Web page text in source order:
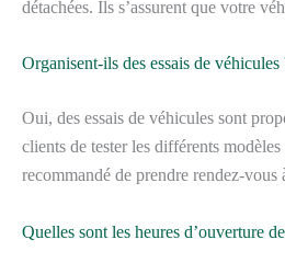
détachées. Ils s’assurent que votre
Organisent-ils des essais de véhicules
Oui, des essais de véhicules sont
clients de tester les différents modèles
recommandé de prendre rendez-vous
Quelles sont les heures d’ouverture